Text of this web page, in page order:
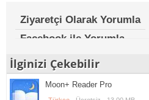
Ziyaretçi Olarak Yorumla
Facebook ile Yorumla
İlginizi Çekebilir
Moon+ Reader Pro